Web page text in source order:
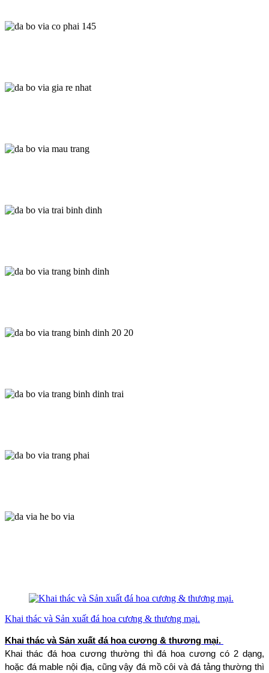
Khai thác và Sản xuất đá hoa cương & thương mại.
Khai thác và Sản xuất đá hoa cương & thương mại.
Khai thác đá hoa cương thường thì đá hoa cương có 2 dạng,
hoặc đá mable nội địa, cũng vậy đá mồ côi và đá tảng thường thì